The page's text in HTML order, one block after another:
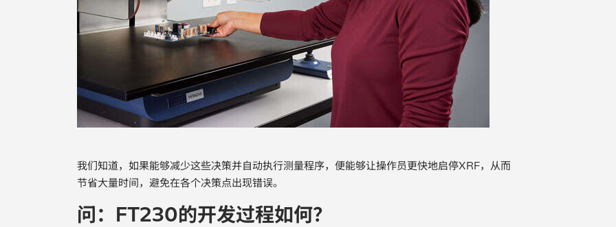
我们知道，如果能够减少这些决策并自动执行测量程序，便能够让操作员更快地启停XRF，从而
节省大量时间，避免在各个决策点出现错误。
问：FT230的开发过程如何？